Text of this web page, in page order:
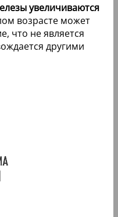
увеличиваются
возрасте может
что не является
другими